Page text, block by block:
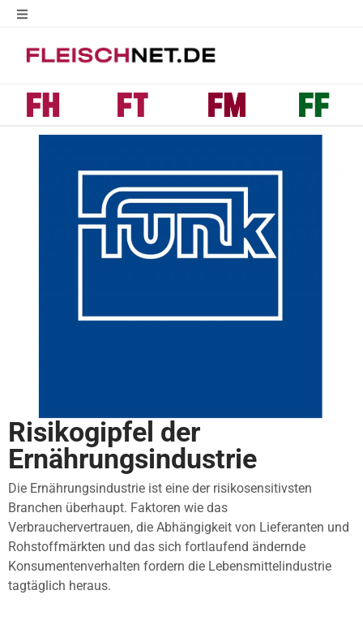
Risikogipfel der
Ernährungsindustrie
Die Ernährungsindustrie ist eine der risikosensitivsten
Branchen überhaupt. Faktoren wie das
Verbrauchervertrauen, die Abhängigkeit von Lieferanten und
Rohstoffmärkten und das sich fortlaufend ändernde
Konsumentenverhalten fordern die Lebensmittelindustrie
tagtäglich heraus.